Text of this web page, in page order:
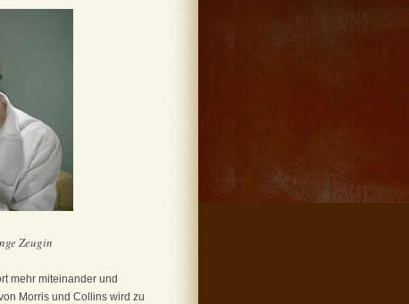
Zeugin
mehr miteinander und
Morris und Collins wird zu